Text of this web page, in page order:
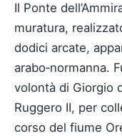
Il Ponte
muratura,
dodici arcate,
arabo‑normanna.
volontà di Giorgio
Ruggero II, per
corso del fiume